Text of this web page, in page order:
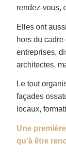
rendez-vous,
Elles ont
hors du
entreprises,
architectes,
Le tout
façades
locaux,
Une
qu’à être